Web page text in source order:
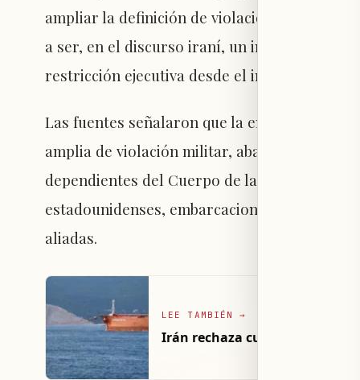
ampliar la definición de violación dentro de
a ser, en el discurso iraní, un instrumento
restricción ejecutiva desde el inicio.
Las fuentes señalaron que la enmienda
amplia de violación militar, abarcando
dependientes del Cuerpo de la Guardia
estadounidenses, embarcaciones
aliadas.
LEE TAMBIÉN →
Irán rechaza cualquier